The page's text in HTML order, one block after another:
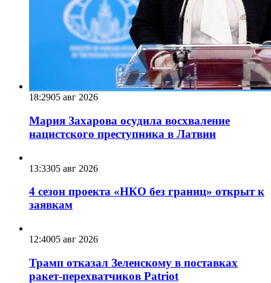
18:2905 авг 2026
Мария Захарова осудила восхваление
нацистского преступника в Латвии
13:3305 авг 2026
4 сезон проекта «НКО без границ» открыт к
заявкам
12:4005 авг 2026
Трамп отказал Зеленскому в поставках
ракет-перехватчиков Patriot